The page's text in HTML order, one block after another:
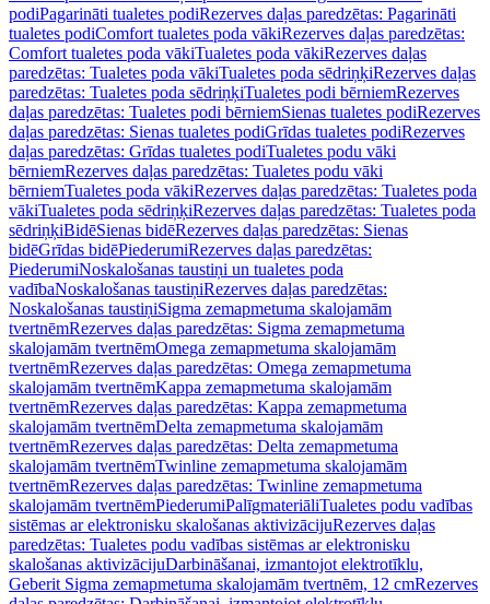
podiPagarināti tualetes podiRezerves daļas paredzētas: Pagarināti
tualetes podiComfort tualetes poda vākiRezerves daļas paredzētas:
Comfort tualetes poda vākiTualetes poda vākiRezerves daļas
paredzētas: Tualetes poda vākiTualetes poda sēdriņķiRezerves daļas
paredzētas: Tualetes poda sēdriņķiTualetes podi bērniemRezerves
daļas paredzētas: Tualetes podi bērniemSienas tualetes podiRezerves
daļas paredzētas: Sienas tualetes podiGrīdas tualetes podiRezerves
daļas paredzētas: Grīdas tualetes podiTualetes podu vāki
bērniemRezerves daļas paredzētas: Tualetes podu vāki
bērniemTualetes poda vākiRezerves daļas paredzētas: Tualetes poda
vākiTualetes poda sēdriņķiRezerves daļas paredzētas: Tualetes poda
sēdriņķiBidēSienas bidēRezerves daļas paredzētas: Sienas
bidēGrīdas bidēPiederumiRezerves daļas paredzētas:
PiederumiNoskalošanas taustiņi un tualetes poda
vadībaNoskalošanas taustiņiRezerves daļas paredzētas:
Noskalošanas taustiņiSigma zemapmetuma skalojamām
tvertnēmRezerves daļas paredzētas: Sigma zemapmetuma
skalojamām tvertnēmOmega zemapmetuma skalojamām
tvertnēmRezerves daļas paredzētas: Omega zemapmetuma
skalojamām tvertnēmKappa zemapmetuma skalojamām
tvertnēmRezerves daļas paredzētas: Kappa zemapmetuma
skalojamām tvertnēmDelta zemapmetuma skalojamām
tvertnēmRezerves daļas paredzētas: Delta zemapmetuma
skalojamām tvertnēmTwinline zemapmetuma skalojamām
tvertnēmRezerves daļas paredzētas: Twinline zemapmetuma
skalojamām tvertnēmPiederumiPalīgmateriāliTualetes podu vadības
sistēmas ar elektronisku skalošanas aktivizācijuRezerves daļas
paredzētas: Tualetes podu vadības sistēmas ar elektronisku
skalošanas aktivizācijuDarbināšanai, izmantojot elektrotīklu,
Geberit Sigma zemapmetuma skalojamām tvertnēm, 12 cmRezerves